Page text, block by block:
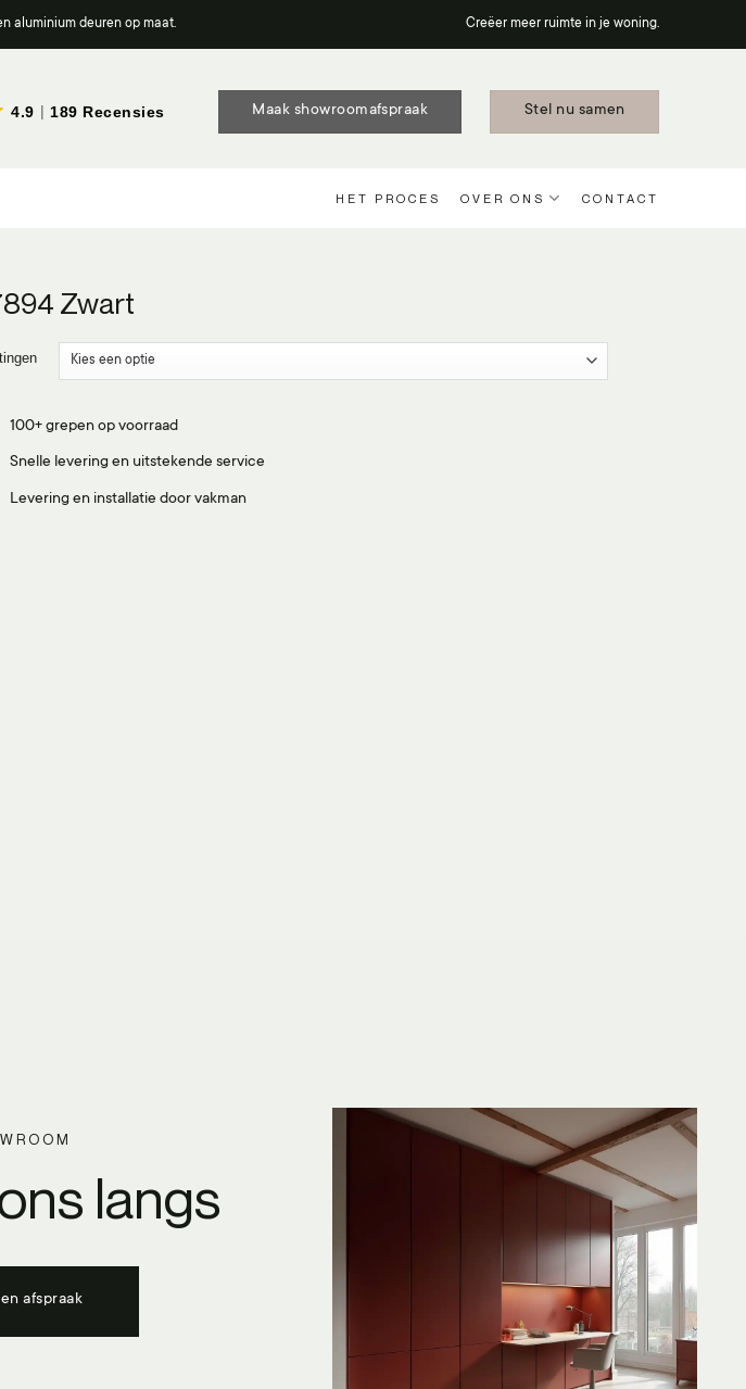
aluminium deuren op maat. Creëer meer ruimte in je woning.
4.9 189 Recensies Maak showroomafspraak Stel nu samen
HET PROCES OVER ONS CONTACT
Zwart
100+ grepen op voorraad
Snelle levering en uitstekende service
Levering en installatie door vakman
langs
afspraak